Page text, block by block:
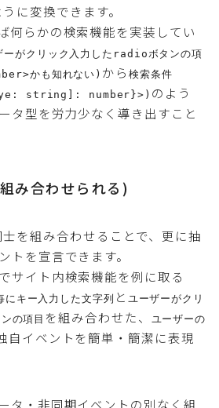
に変換できます。
何らかの検索機能を実装してい
ーがクリック入力したradioボタンの項
かも知れない) から検索条件
string]: number}>) のよう
タ型を労力少なく導き出すこと
み合わせられる)
士を組み合わせることで、更に抽
トを宣言できます。
サイト内検索機能を例に取る
キー入力した文字列 と ユーザーがクリ
の項目 を組み合わせた、
ユーザーの
自イベントを簡単・簡潔に表現
タ・非同期イベントの別なく組